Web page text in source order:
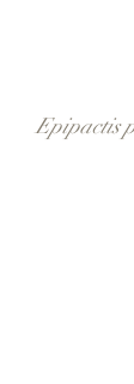
Epipactis